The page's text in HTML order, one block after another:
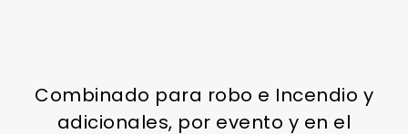
Combinado para robo e Incendio y
adicionales, por evento y en el